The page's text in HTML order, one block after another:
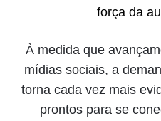
força da
À medida que
mídias sociais, a
torna cada vez mais
prontos para se